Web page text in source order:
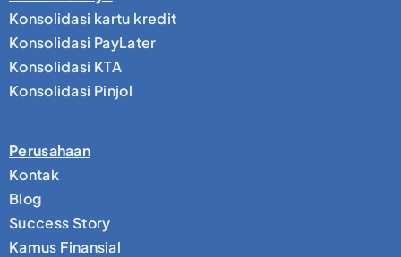
Konsolidasi kartu kredit
Konsolidasi PayLater
Konsolidasi KTA
Konsolidasi Pinjol
Perusahaan
Kontak
Blog
Success Story
Kamus Finansial